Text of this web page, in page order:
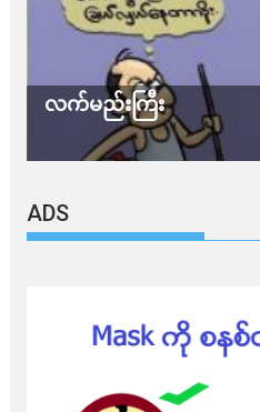
လက်မည်းကြီး
ADS